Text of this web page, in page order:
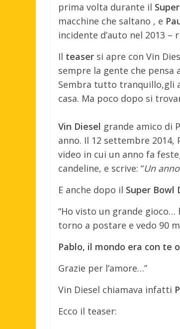
prima volta durante il
macchine che saltano , e
incidente d’auto nel 2013 –
Il teaser si apre con Vin
sempre la gente che
Sembra tutto tranquillo,gli
casa. Ma poco dopo si
Vin Diesel grande amico di
anno. Il 12 settembre
video in cui un anno fa
candeline, e scrive: “Un
E anche dopo il Super Bowl
“Ho visto un grande
torno a postare e vedo 90
Pablo, il mondo era con te
Grazie per l’amore…”
Vin Diesel chiamava infatti
Ecco il teaser: